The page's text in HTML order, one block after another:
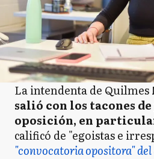
La intendenta de Quilmes
salió con los tacones
oposición, en
calificó de "egoistas e
"convocatoria opositora" del